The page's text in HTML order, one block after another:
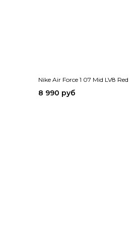
Nike Air Force 1 07 Mid LV8 Red
8 990 руб